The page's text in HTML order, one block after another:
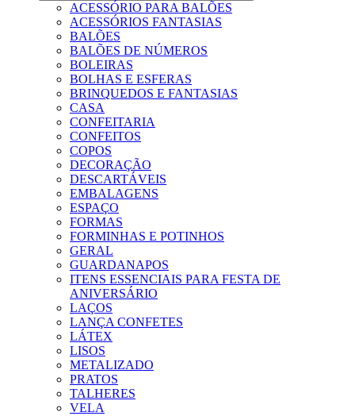
ACESSÓRIO PARA BALÕES
ACESSÓRIOS FANTASIAS
BALÕES
BALÕES DE NÚMEROS
BOLEIRAS
BOLHAS E ESFERAS
BRINQUEDOS E FANTASIAS
CASA
CONFEITARIA
CONFEITOS
COPOS
DECORAÇÃO
DESCARTÁVEIS
EMBALAGENS
ESPAÇO
FORMAS
FORMINHAS E POTINHOS
GERAL
GUARDANAPOS
ITENS ESSENCIAIS PARA FESTA DE
ANIVERSÁRIO
LAÇOS
LANÇA CONFETES
LÁTEX
LISOS
METALIZADO
PRATOS
TALHERES
VELA